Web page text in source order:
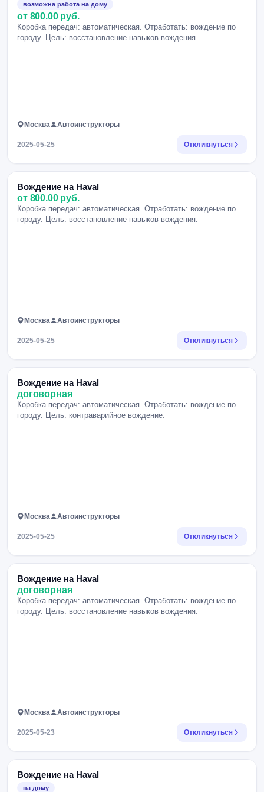
возможна работа на дому
от 800.00 руб.
Коробка передач: автоматическая. Отработать: вождение по
городу. Цель: восстановление навыков вождения.
Москва Автоинструкторы
2025-05-25 Откликнуться
Вождение на Haval
от 800.00 руб.
Коробка передач: автоматическая. Отработать: вождение по
городу. Цель: восстановление навыков вождения.
Москва Автоинструкторы
2025-05-25 Откликнуться
Вождение на Haval
договорная
Коробка передач: автоматическая. Отработать: вождение по
городу. Цель: контраварийное вождение.
Москва Автоинструкторы
2025-05-25 Откликнуться
Вождение на Haval
договорная
Коробка передач: автоматическая. Отработать: вождение по
городу. Цель: восстановление навыков вождения.
Москва Автоинструкторы
2025-05-23 Откликнуться
Вождение на Haval
на дому